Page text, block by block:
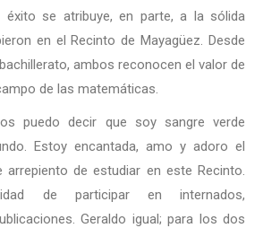
éxito se atribuye, en parte, a la sólida
en el Recinto de Mayagüez. Desde
ambos reconocen el valor de
de las matemáticas.
puedo decir que soy sangre verde
Estoy encantada, amo y adoro el
arrepiento de estudiar en este Recinto.
de participar en internados,
Geraldo igual; para los dos